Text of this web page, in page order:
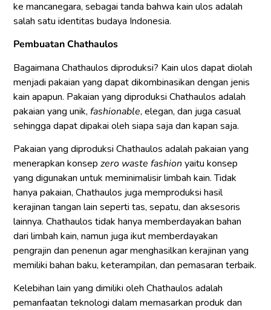
ke mancanegara, sebagai tanda bahwa kain ulos adalah
salah satu identitas budaya Indonesia.
Pembuatan Chathaulos
Bagaimana Chathaulos diproduksi? Kain ulos dapat diolah
menjadi pakaian yang dapat dikombinasikan dengan jenis
kain apapun. Pakaian yang diproduksi Chathaulos adalah
pakaian yang unik,fashionable, elegan, dan juga casual
sehingga dapat dipakai oleh siapa saja dan kapan saja.
Pakaian yang diproduksi Chathaulos adalah pakaian yang
menerapkan konsepzero waste fashion yaitu konsep
yang digunakan untuk meminimalisir limbah kain. Tidak
hanya pakaian, Chathaulos juga memproduksi hasil
kerajinan tangan lain seperti tas, sepatu, dan aksesoris
lainnya. Chathaulos tidak hanya memberdayakan bahan
dari limbah kain, namun juga ikut memberdayakan
pengrajin dan penenun agar menghasilkan kerajinan yang
memiliki bahan baku, keterampilan, dan pemasaran terbaik.
Kelebihan lain yang dimiliki oleh Chathaulos adalah
pemanfaatan teknologi dalam memasarkan produk dan